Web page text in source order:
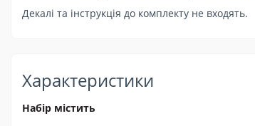
Декалі та інструкція до комплекту не входять.
Характеристики
Набір містить